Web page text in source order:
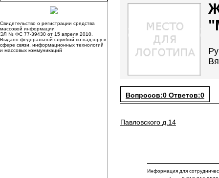
Свидетельство о регистрации средства
массовой информации
ЭЛ № ФС 77-39430 от 15 апреля 2010.
Выдано федеральной службой по надзору в
сфере связи, информационных технологий
и массовых коммуникаций
Вопросов:0 Ответов:0
Павловского д.14
Информация для